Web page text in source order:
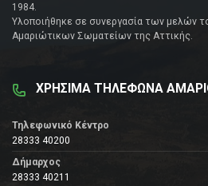
1984.
Υλοποιήθηκε σε συνεργασία των μελών
Αμαριώτικων Σωματείων της Αττικής.
ΧΡΗΣΙΜΑ ΤΗΛΕΦΩΝΑ
Τηλεφωνικό Κέντρο
28333 40200
Δήμαρχος
28333 40211